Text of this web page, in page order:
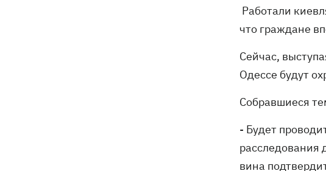
Работали
что граждане
Сейчас,
Одессе будут
Собравшиеся
- Будет
расследования
вина